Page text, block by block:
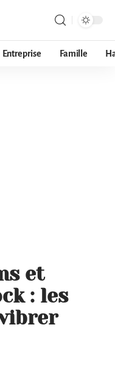
Entreprise Famille
et
: les